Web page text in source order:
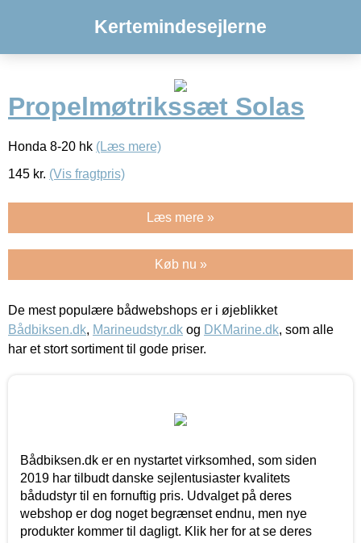
Kertemindesejlerne
Propelmøtrikssæt Solas
Honda 8-20 hk (Læs mere)
145 kr. (Vis fragtpris)
Læs mere »
Køb nu »
De mest populære bådwebshops er i øjeblikket
Bådbiksen.dk, Marineudstyr.dk og DKMarine.dk, som alle
har et stort sortiment til gode priser.
Bådbiksen.dk er en nystartet virksomhed, som siden
2019 har tilbudt danske sejlentusiaster kvalitets
bådudstyr til en fornuftig pris. Udvalget på deres
webshop er dog noget begrænset endnu, men nye
produkter kommer til dagligt. Klik her for at se deres